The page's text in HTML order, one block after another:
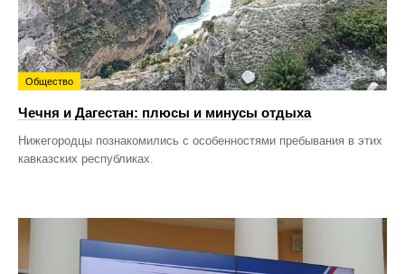
Общество
Чечня и Дагестан: плюсы и минусы отдыха
Нижегородцы познакомились с особенностями пребывания в этих
кавказских республиках.